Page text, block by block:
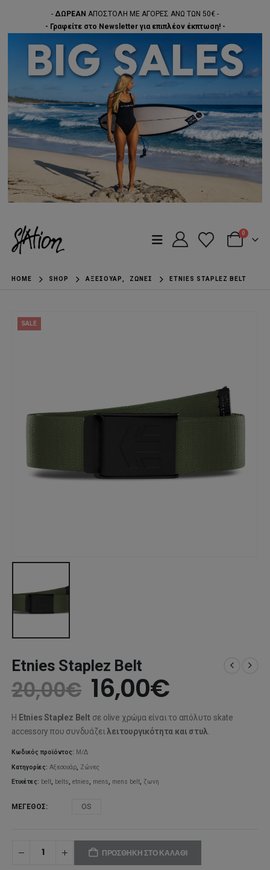
- ΔΩΡΕΑΝ ΑΠΟΣΤΟΛΗ ΜΕ ΑΓΟΡΕΣ ΑΝΩ ΤΩΝ 50€ -
- Γραφείτε στο Newsletter για επιπλέον έκπτωση! -
0
HOME SHOP ΑΞΕΣΟΥΆΡ, ΖΏΝΕΣ ETNIES STAPLEZ BELT
SALE
Etnies Staplez Belt
20,00€ Original
price
was:
20,00€.
16,00€Η
τιμή
Η Etnies Staplez Belt σε olive χρώμα είναι το απόλυτο skate
accessory που συνδυάζει λειτουργικότητα και στυλ
Κωδικός προϊόντος: Μ/Δ
Κατηγορίες:Αξεσουάρ, Ζώνες
Ετικέτες: belt, belts,etnies, mens, mens belt, ζωνη
ΜΈΓΕΘΟΣ OS
ΠΡΟΣΘΉΚΗ ΣΤΟ ΚΑΛΆΘΙ